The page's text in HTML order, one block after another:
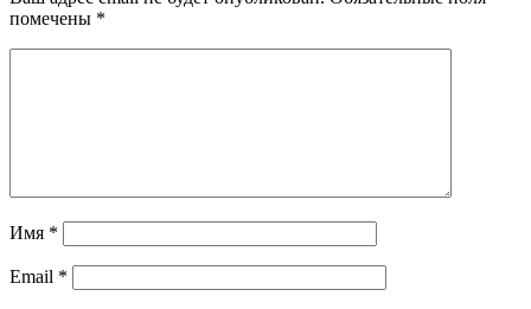
помечены *
Имя *
Email *